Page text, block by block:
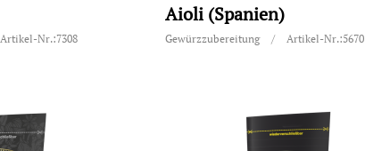
Artikel-Nr.:7308
Aioli (Spanien)
Gewürzzubereitung / Artikel-Nr.:5670